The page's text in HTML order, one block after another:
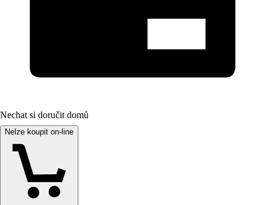
Nechat si doručit domů
Nelze koupit on-line